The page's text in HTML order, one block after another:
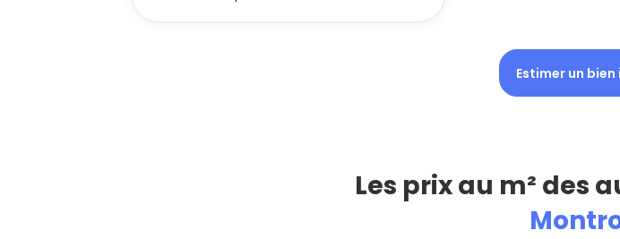
Estimer un
Les prix au m² des